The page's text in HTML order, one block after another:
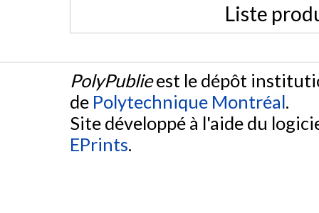
Liste
PolyPublieest le dépôt
de Polytechnique Montréal.
Site développé à l'aide du
EPrints.